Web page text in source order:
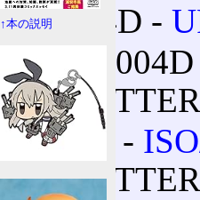
%4D ‐
U+004D
4D ‐
↑本の説明